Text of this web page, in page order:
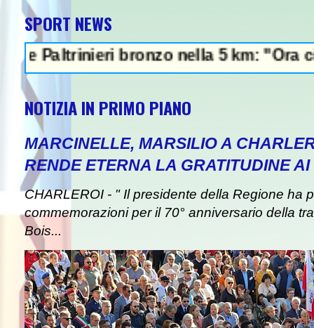
SPORT NEWS
bronzo nella 5 km: "Ora ci
NOTIZIA IN PRIMO PIANO
MARCINELLE, MARSILIO A
RENDE ETERNA LA GRATITUDINE
CHARLEROI - " Il presidente della Regione ha
commemorazioni per il 70° anniversario della
Bois...